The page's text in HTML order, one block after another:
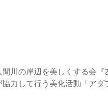
川の岸辺を美しくする会
力して行う美化活動「ア